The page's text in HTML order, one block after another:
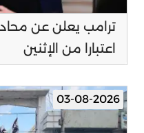
ترامب يعلن عن
اعتبارا من الإثنين
03-08-2026